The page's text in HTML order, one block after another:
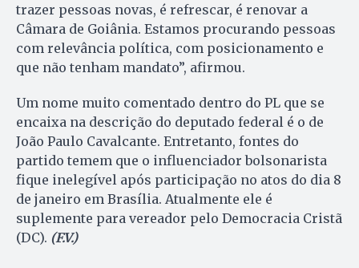
trazer pessoas novas, é refrescar, é renovar a
Câmara de Goiânia. Estamos procurando pessoas
com relevância política, com posicionamento e
que não tenham mandato”, afirmou.
Um nome muito comentado dentro do PL que se
encaixa na descrição do deputado federal é o de
João Paulo Cavalcante. Entretanto, fontes do
partido temem que o influenciador bolsonarista
fique inelegível após participação no atos do dia 8
de janeiro em Brasília. Atualmente ele é
suplemente para vereador pelo Democracia Cristã
(DC). (F.V.)